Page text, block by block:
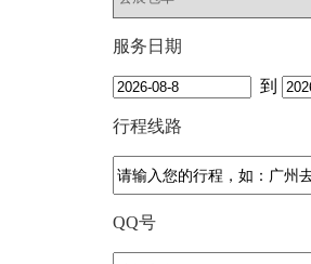
服务日期
到
行程线路
QQ号